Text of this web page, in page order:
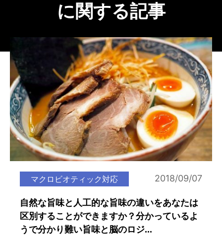
に関する記事
マクロビオティック対応 2018/09/07
自然な旨味と人工的な旨味の違いをあなたは
区別することができますか？分かっているよ
うで分かり難い旨味と脳のロジ...